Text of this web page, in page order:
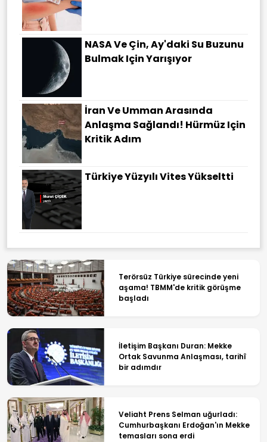
NASA Ve Çin, Ay'daki Su Buzunu
Bulmak Için Yarışıyor
İran Ve Umman Arasında
Anlaşma Sağlandı! Hürmüz Için
Kritik Adım
Türkiye Yüzyılı Vites Yükseltti
Terörsüz Türkiye sürecinde yeni
aşama! TBMM'de kritik görüşme
başladı
İletişim Başkanı Duran: Mekke
Ortak Savunma Anlaşması, tarihî
bir adımdır
Veliaht Prens Selman uğurladı:
Cumhurbaşkanı Erdoğan'ın Mekke
temasları sona erdi